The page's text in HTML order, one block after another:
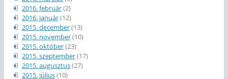
2016. február(2)
2016. január(12)
2015. december(13)
2015. november(10)
2015. október(23)
2015. szeptember(17)
2015. augusztus(27)
2015. július(10)